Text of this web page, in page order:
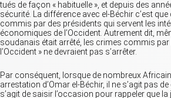
tués de façon « habituelle », et depuis des
sécurité. La différence avec el-Béchir c’est
commis par des présidents qui servent les
économiques de l’Occident. Autrement dit,
soudanais était arrêté, les crimes commis par
l’Occident » ne devraient pas s’arrêter.
Par conséquent, lorsque de nombreux
arrestation d’Omar el-Béchir, il ne s’agit pas
s’agit de saisir l’occasion pour rappeler que